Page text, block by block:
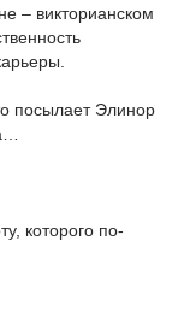
– викторианском
посылает Элинор
которого по-